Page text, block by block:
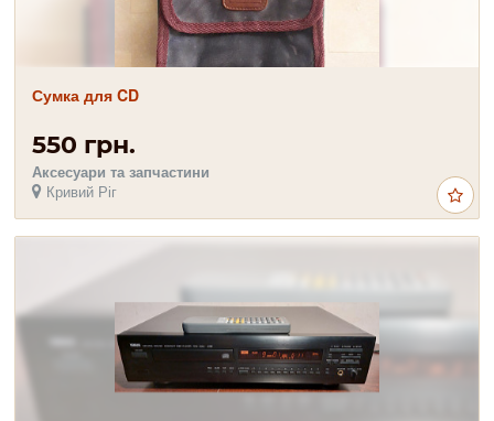
Сумка для CD
550 грн.
Аксесуари та запчастини
Кривий Ріг